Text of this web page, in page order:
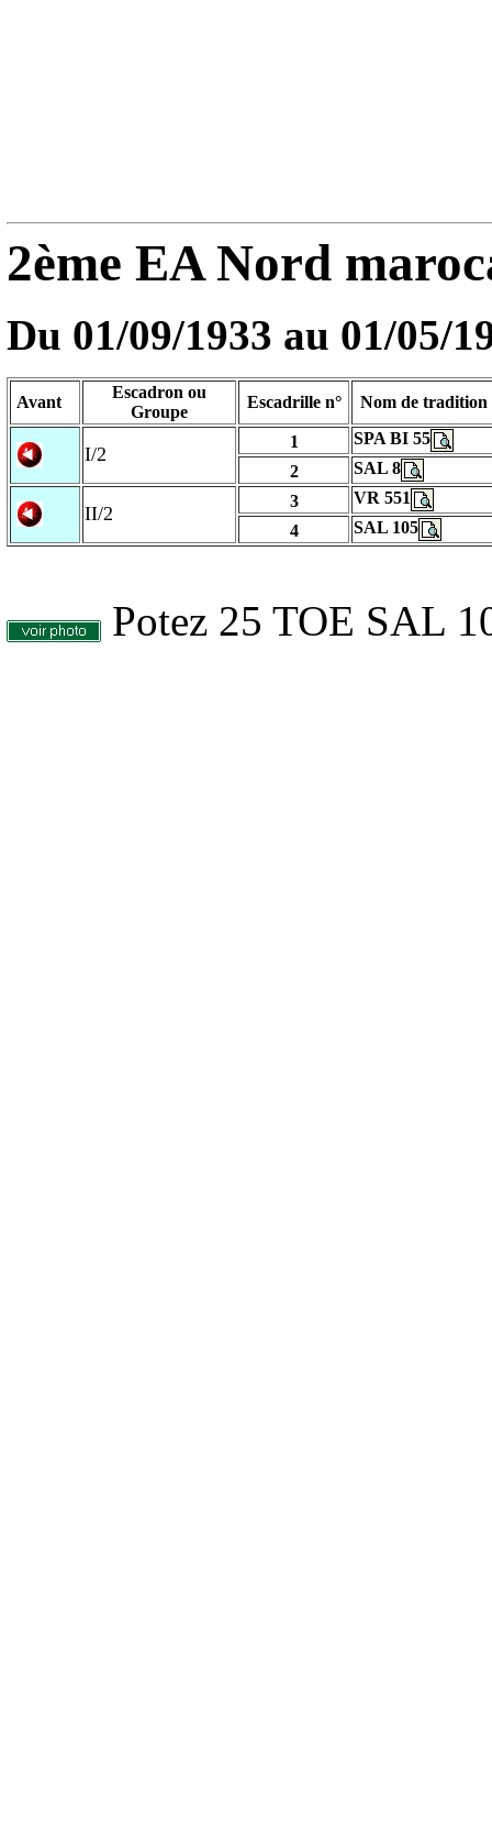
2ème EA Nord
Du 01/09/1933 au 01/05/
Avant
Escadron ou
Groupe
Escadrille n° Nom de tradition
I/2
1
SPA BI 55
2
SAL 8
II/2
3
VR 551
4
SAL 105
Potez 25 TOE SAL